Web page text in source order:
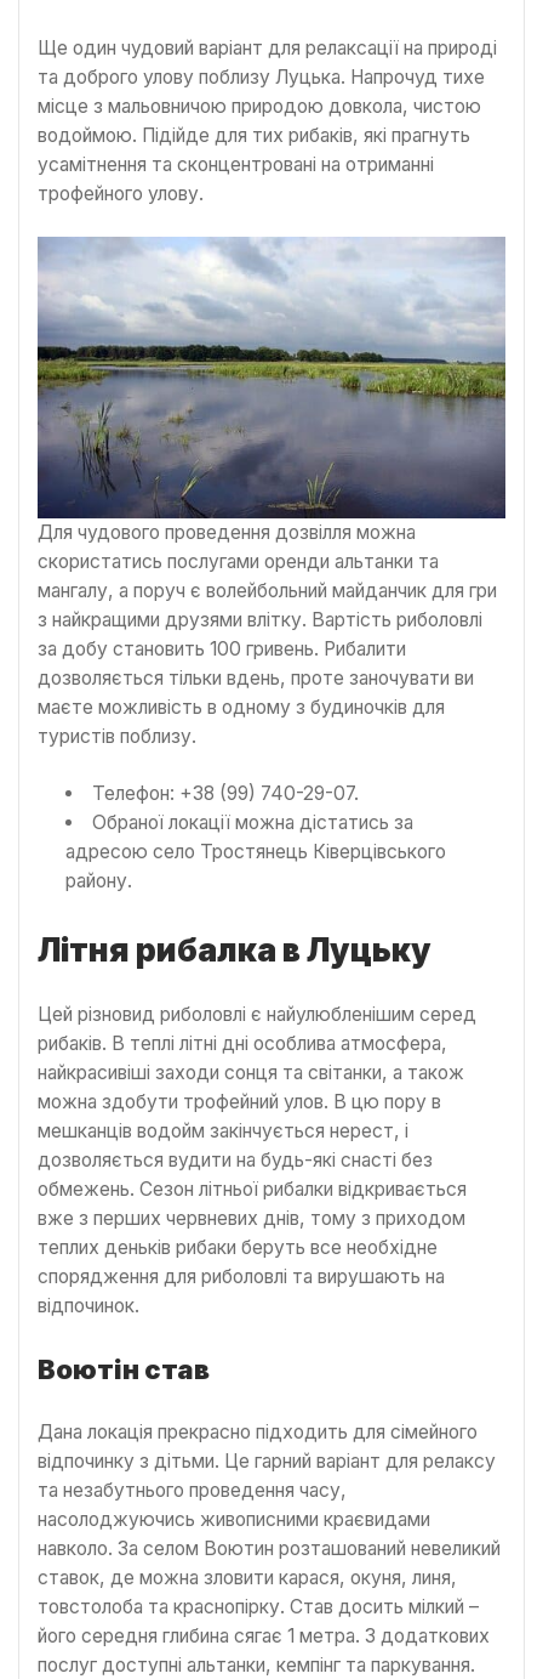
Ще один чудовий варіант для релаксації на природі
та доброго улову поблизу Луцька. Напрочуд тихе
місце з мальовничою природою довкола, чистою
водоймою. Підійде для тих рибаків, які прагнуть
усамітнення та сконцентровані на отриманні
трофейного улову.
Для чудового проведення дозвілля можна
скористатись послугами оренди альтанки та
мангалу, а поруч є волейбольний майданчик для гри
з найкращими друзями влітку. Вартість риболовлі
за добу становить 100 гривень. Рибалити
дозволяється тільки вдень, проте заночувати ви
маєте можливість в одному з будиночків для
туристів поблизу.
Телефон: +38 (99) 740-29-07.
Обраної локації можна дістатись за
адресою село Тростянець Ківерцівського
району.
Літня рибалка в Луцьку
Цей різновид риболовлі є найулюбленішим серед
рибаків. В теплі літні дні особлива атмосфера,
найкрасивіші заходи сонця та світанки, а також
можна здобути трофейний улов. В цю пору в
мешканців водойм закінчується нерест, і
дозволяється вудити на будь-які снасті без
обмежень. Сезон літньої рибалки відкривається
вже з перших червневих днів, тому з приходом
теплих деньків рибаки беруть все необхідне
спорядження для риболовлі та вирушають на
відпочинок.
Воютін став
Дана локація прекрасно підходить для сімейного
відпочинку з дітьми. Це гарний варіант для релаксу
та незабутнього проведення часу,
насолоджуючись живописними краєвидами
навколо. За селом Воютин розташований невеликий
ставок, де можна зловити карася, окуня, линя,
товстолоба та краснопірку. Став досить мілкий –
його середня глибина сягає 1 метра. З додаткових
послуг доступні альтанки, кемпінг та паркування.